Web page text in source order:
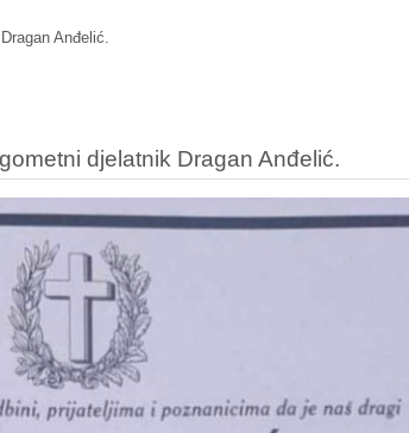
Anđelić.
djelatnik Dragan Anđelić.